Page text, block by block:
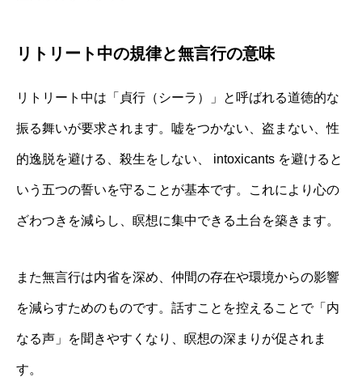
リトリート中の規律と無言行の意味
リトリート中は「貞行（シーラ）」と呼ばれる道徳的な
振る舞いが要求されます。嘘をつかない、盗まない、性
的逸脱を避ける、殺生をしない、 intoxicants を避けると
いう五つの誓いを守ることが基本です。これにより心の
ざわつきを減らし、瞑想に集中できる土台を築きます。
また無言行は内省を深め、仲間の存在や環境からの影響
を減らすためのものです。話すことを控えることで「内
なる声」を聞きやすくなり、瞑想の深まりが促されま
す。